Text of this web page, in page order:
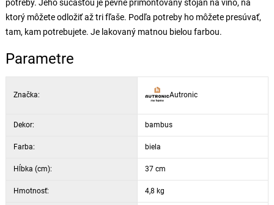
potreby. Jeho súčasťou je pevne primontovaný stojan na víno, na
ktorý môžete odložiť až tri fľaše. Podľa potreby ho môžete presúvať,
tam, kam potrebujete. Je lakovaný matnou bielou farbou.
Parametre
Značka: Autronic
Dekor: bambus
Farba: biela
Hĺbka (cm): 37 cm
Hmotnosť: 4,8 kg